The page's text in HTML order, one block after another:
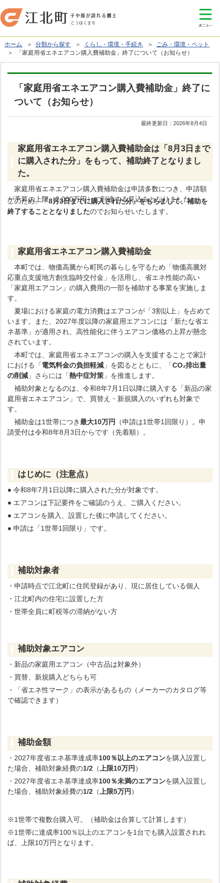
ホーム ＞分類から探す ＞ くらし・環境・手続き ＞ ごみ・環境・ペット
＞ 「家庭用省エネエアコン購入費補助金」終了について（お知らせ）
「家庭用省エネエアコン購入費補助金」終了に
ついて（お知らせ）
最終更新日：2026年8月4日
家庭用省エネエアコン購入費補助金は「8月3日まで
に購入された分」をもって、補助終了となりまし
た。
家庭用省エネエアコン購入費補助金は申請多数につき、申請額
が予算の上限（2,000万円）に到達する見込みとなりました。
このため、「8月3日までに購入された分」をもちまして、補助を
終了することとなりましたのでお知らせいたします。
家庭用省エネエアコン購入費補助金
本町では、物価高騰から町民の暮らしを守るため「物価高騰対
応重点支援地方創生臨時交付金」を活用し、省エネ性能の高い
「家庭用エアコン」の購入費用の一部を補助する事業を実施しま
す。
夏場における家庭の電力消費はエアコンが「3割以上」を占めて
います。また、2027年度以降の家庭用エアコンには「新たな省エ
ネ基準」が適用され、高性能化に伴うエアコン価格の上昇が懸念
されています。
本町では、家庭用省エネエアコンの購入を支援することで家計
における「電気料金の負担軽減 」を図るとともに、「CO₂排出量
の削減 」さらには「熱中症対策 」を推進します。
補助対象となるのは、令和8年7月1日以降に購入する「新品の家
庭用省エネエアコン」で、買替え・新規購入のいずれも対象で
す。
補助金は1世帯につき最大10万円
（申請は1世帯1回限り）。申
請受付は令和8年8月3日からです（先着順）。
はじめに（注意点）
● 令和8年7月1日以降に購入された分が対象です。
● エアコンは下記要件をご確認のうえ、ご購入ください。
● エアコンを購入、設置した後に申請してください。
● 申請は「1世帯1回限り」です。
補助対象者
・申請時点で江北町に住民登録があり、現に居住している個人
・江北町内の住宅に設置した方
・世帯全員に町税等の滞納がない方
補助対象エアコン
・新品の家庭用エアコン（中古品は対象外）
・買替、新規購入どちらも可
・「省エネ性マーク」の表示があるもの（メーカーのカタログ等
で確認できます）
補助金額
・2027年度省エネ基準達成率100％以上のエアコンを購入設置し
た場合、補助対象経費の1/2 （ 上限10万円 ）
・2027年度省エネ基準達成率100％未満のエアコンを購入設置し
た場合、補助対象経費の1/2 （ 上限5万円 ）
※1世帯で複数台購入可。（補助金は合算して計算します）
※1世帯に達成率100％以上のエアコンを1台でも購入設置されれ
ば、上限10万円となります。